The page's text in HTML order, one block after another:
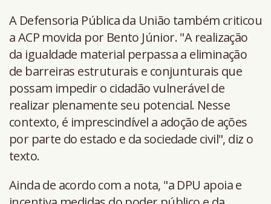
A Defensoria Pública da União também criticou
a ACP movida por Bento Júnior. "A realização
da igualdade material perpassa a eliminação
de barreiras estruturais e conjunturais que
possam impedir o cidadão vulnerável de
realizar plenamente seu potencial. Nesse
contexto, é imprescindível a adoção de ações
por parte do estado e da sociedade civil", diz o
texto.
Ainda de acordo com a nota, "a DPU apoia e